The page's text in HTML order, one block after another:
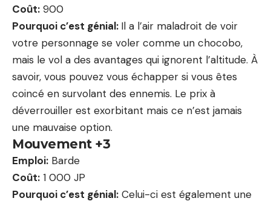
Coût: 900
Pourquoi c’est génial: Il a l’air maladroit de voir
votre personnage se voler comme un chocobo,
mais le vol a des avantages qui ignorent l’altitude. À
savoir, vous pouvez vous échapper si vous êtes
coincé en survolant des ennemis. Le prix à
déverrouiller est exorbitant mais ce n’est jamais
une mauvaise option.
Mouvement +3
Emploi: Barde
Coût: 1 000 JP
Pourquoi c’est génial: Celui-ci est également une